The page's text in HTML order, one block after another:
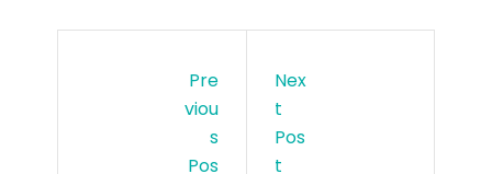
Pre
Viou
S
Pos
Nex
T
Pos
T